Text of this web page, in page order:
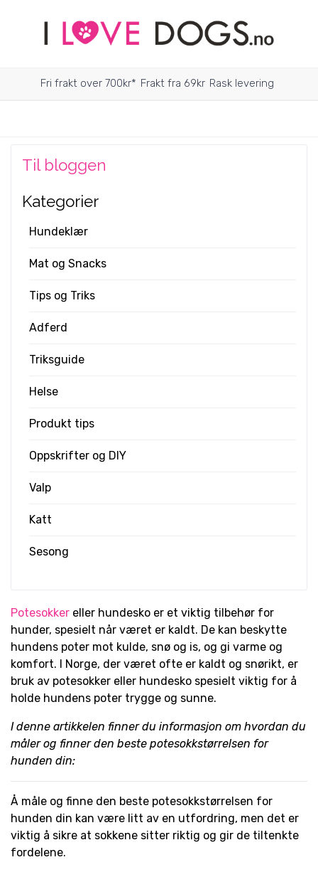
Fri frakt over 700kr* Frakt fra 69kr Rask levering
Til bloggen
Kategorier
Hundeklær
Mat og Snacks
Tips og Triks
Adferd
Triksguide
Helse
Produkt tips
Oppskrifter og DIY
Valp
Katt
Sesong
Potesokker eller hundesko er et viktig tilbehør for
hunder, spesielt når været er kaldt. De kan beskytte
hundens poter mot kulde, snø og is, og gi varme og
komfort. I Norge, der været ofte er kaldt og snørikt, er
bruk av potesokker eller hundesko spesielt viktig for å
holde hundens poter trygge og sunne.
I denne artikkelen finner du informasjon om hvordan du
måler og finner den beste potesokkstørrelsen for
hunden din:
Å måle og finne den beste potesokkstørrelsen for
hunden din kan være litt av en utfordring, men det er
viktig å sikre at sokkene sitter riktig og gir de tiltenkte
fordelene.